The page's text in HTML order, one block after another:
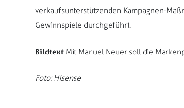
verkaufsunterstützenden Kampagnen-
Gewinnspiele durchgeführt.
Bildtext Mit Manuel Neuer soll die
Foto: Hisense